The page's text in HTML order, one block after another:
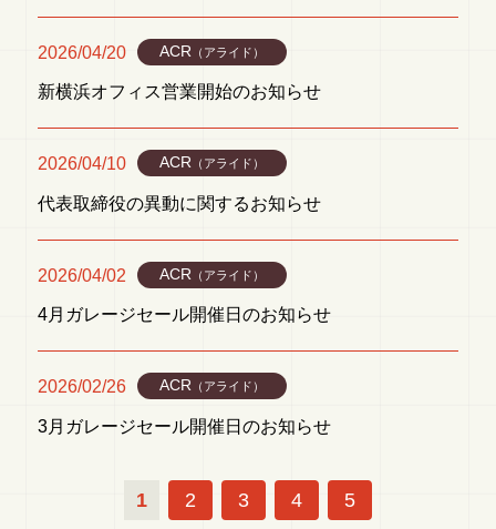
2026/04/20 ACR （アライド）
新横浜オフィス営業開始のお知らせ
2026/04/10 ACR （アライド）
代表取締役の異動に関するお知らせ
2026/04/02 ACR （アライド）
4月ガレージセール開催日のお知らせ
2026/02/26 ACR（アライド）
3月ガレージセール開催日のお知らせ
1 2 3 4 5